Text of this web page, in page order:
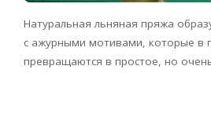
Натуральная льняная пряжа
с ажурными мотивами, которые в
превращаются в простое, но